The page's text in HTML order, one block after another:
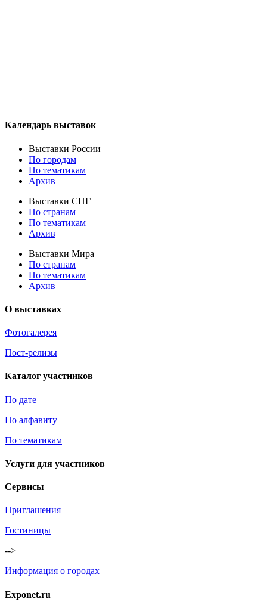
Календарь выставок
Выставки России
По городам
По тематикам
Архив
Выставки СНГ
По странам
По тематикам
Архив
Выставки Мира
По странам
По тематикам
Архив
О выставках
Фотогалерея
Пост-релизы
Каталог участников
По дате
По алфавиту
По тематикам
Услуги для участников
Сервисы
Приглашения
Гостиницы
-->
Информация о городах
Exponet.ru